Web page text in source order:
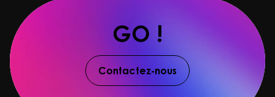
GO !
Contactez-nous